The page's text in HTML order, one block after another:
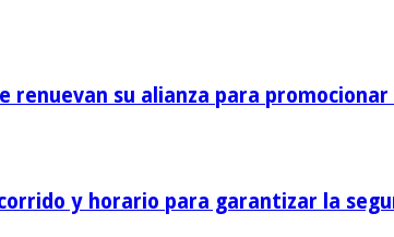
renuevan su alianza para
y horario para garantizar la